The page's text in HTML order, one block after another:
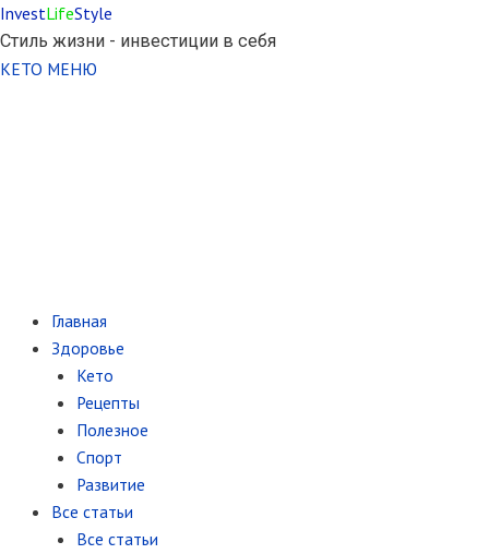
InvestLifeStyle
Стиль жизни - инвестиции в себя
КЕТО МЕНЮ
Главная
Здоровье
Кето
Рецепты
Полезное
Спорт
Развитие
Все статьи
Все статьи